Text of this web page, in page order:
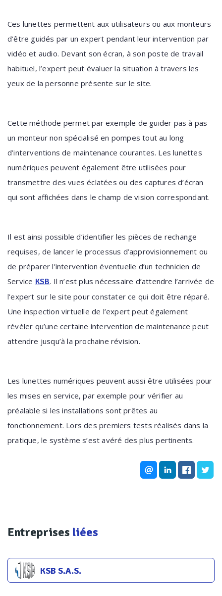
Ces lunettes permettent aux utilisateurs ou aux monteurs
d’être guidés par un expert pendant leur intervention par
vidéo et audio. Devant son écran, à son poste de travail
habituel, l’expert peut évaluer la situation à travers les
yeux de la personne présente sur le site.
Cette méthode permet par exemple de guider pas à pas
un monteur non spécialisé en pompes tout au long
d’interventions de maintenance courantes. Les lunettes
numériques peuvent également être utilisées pour
transmettre des vues éclatées ou des captures d’écran
qui sont affichées dans le champ de vision correspondant.
Il est ainsi possible d’identifier les pièces de rechange
requises, de lancer le processus d’approvisionnement ou
de préparer l’intervention éventuelle d’un technicien de
Service KSB. Il n’est plus nécessaire d’attendre l’arrivée de
l’expert sur le site pour constater ce qui doit être réparé.
Une inspection virtuelle de l’expert peut également
révéler qu’une certaine intervention de maintenance peut
attendre jusqu’à la prochaine révision.
Les lunettes numériques peuvent aussi être utilisées pour
les mises en service, par exemple pour vérifier au
préalable si les installations sont prêtes au
fonctionnement. Lors des premiers tests réalisés dans la
pratique, le système s’est avéré des plus pertinents.
Entreprises liées
KSB S.A.S.